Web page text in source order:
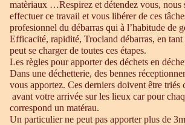
matèriaux …Respirez et détendez vous, nous
effectuer ce travail et vous libérer de ces
profesionnel du débarras qui à l’habitude de
Efficacité, rapidité, Trocland débarras, en tant
peut se charger de toutes ces étapes.
Les règles pour apporter des déchets en
Dans une déchetterie, des bennes
vous apportez. Ces derniers doivent être triés
avant votre arrivée sur les lieux car pour
correspond un matérau.
Un particulier ne peut pas apporter plus de